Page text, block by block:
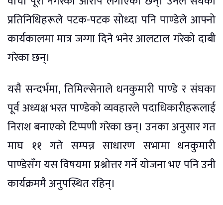
प्रतिनिधिहरूले पटक-पटक सोध्दा पनि पाण्डेले आफ्नो
कार्यकालमा मात्र जग्गा दिने भनेर आलटाल गरेको दाबी
गरेका छन्।
यसै सन्दर्भमा, तिमिल्सेनाले धनकुमारी पाण्डे र संघका
पूर्व अध्यक्ष भरत पाण्डेको व्यवहारले पदाधिकारीहरूलाई
निराश बनाएको टिप्पणी गरेका छन्। उनका अनुसार गत
माघ ११ गते सम्पन्न साधारण सभामा धनकुमारी
पाण्डेसँग यस विषयमा प्रश्नोत्तर गर्ने योजना भए पनि उनी
कार्यक्रममै अनुपस्थित रहिन्।